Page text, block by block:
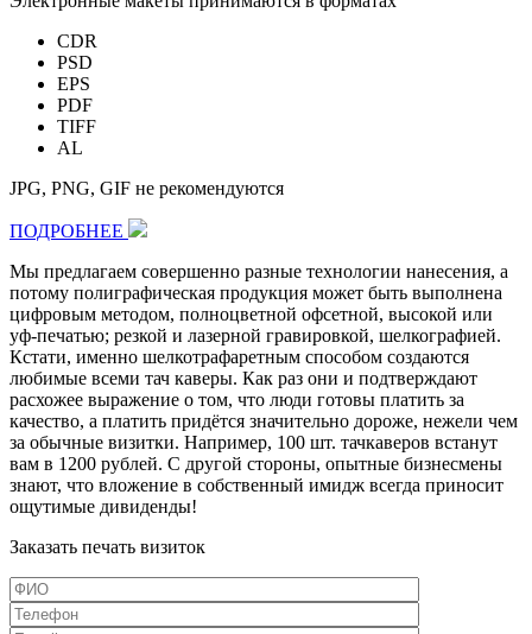
CDR
PSD
EPS
PDF
TIFF
AL
JPG, PNG, GIF не рекомендуются
ПОДРОБНЕЕ
Мы предлагаем совершенно разные технологии нанесения, а
потому полиграфическая продукция может быть выполнена
цифровым методом, полноцветной офсетной, высокой или
уф-печатью; резкой и лазерной гравировкой, шелкографией.
Кстати, именно шелкотрафаретным способом создаются
любимые всеми тач каверы. Как раз они и подтверждают
расхожее выражение о том, что люди готовы платить за
качество, а платить придётся значительно дороже, нежели чем
за обычные визитки. Например, 100 шт. тачкаверов встанут
вам в 1200 рублей. С другой стороны, опытные бизнесмены
знают, что вложение в собственный имидж всегда приносит
ощутимые дивиденды!
Заказать печать визиток